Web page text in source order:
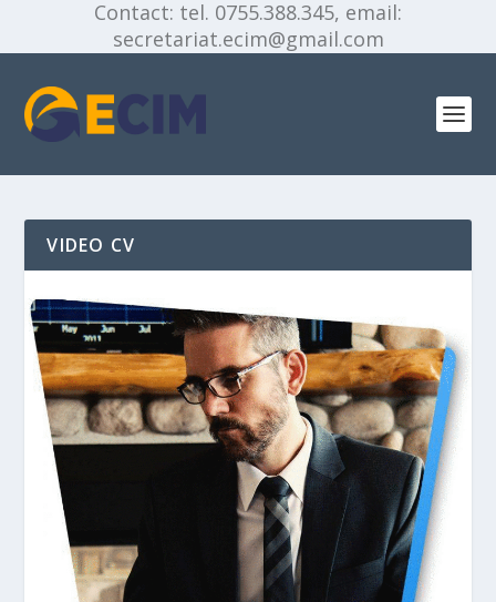
Contact: tel. 0755.388.345, email:
secretariat.ecim@gmail.com
VIDEO CV